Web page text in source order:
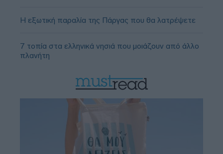
Η εξωτική παραλία της Πάργας που θα λατρέψετε
7 τοπία στα ελληνικά νησιά που μοιάζουν από άλλο
πλανήτη